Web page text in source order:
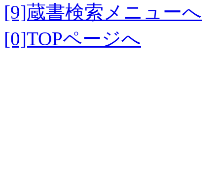
[9]蔵書検索メニューへ
[0]TOPページへ